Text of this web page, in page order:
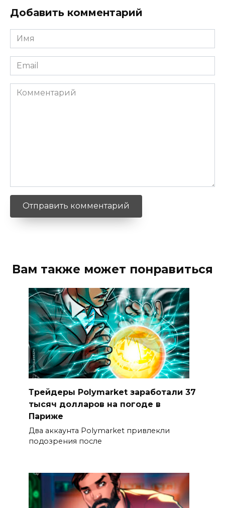
Добавить комментарий
Имя
*
Email
*
Комментарий
Вам также может понравиться
Трейдеры Polymarket заработали 37
тысяч долларов на погоде в
Париже
Два аккаунта Polymarket привлекли
подозрения после